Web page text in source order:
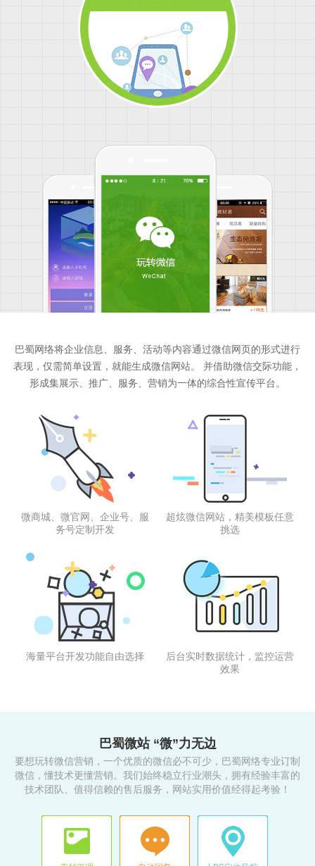
巴蜀网络将企业信息、服务、活动等内容通过微信网页的形式进行
表现，仅需简单设置，就能生成微信网站。
并借助微信交际功能，
形成集展示、推广、服务、营销为一体的综合性宣传平台。
微商城、微官网、企业号、服
务号定制开发
超炫微信网站，精美模板任意
挑选
海量平台开发功能自由选择
后台实时数据统计，监控运营
效果
巴蜀微站 “微”力无边
要想玩转微信营销，一个优质的微信必不可少，巴蜀网络专业订制
微信，懂技术更懂营销。我们始终稳立行业潮头，拥有经验丰富的
技术团队、值得信赖的售后服务，网站实用价值经得起考验！